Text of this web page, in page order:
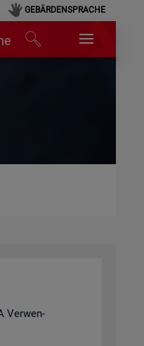
GEBÄRDENSPRACHE
Ver­wen­